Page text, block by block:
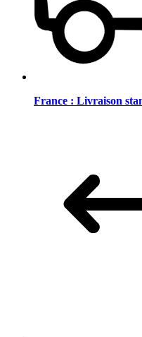
France : Livraison